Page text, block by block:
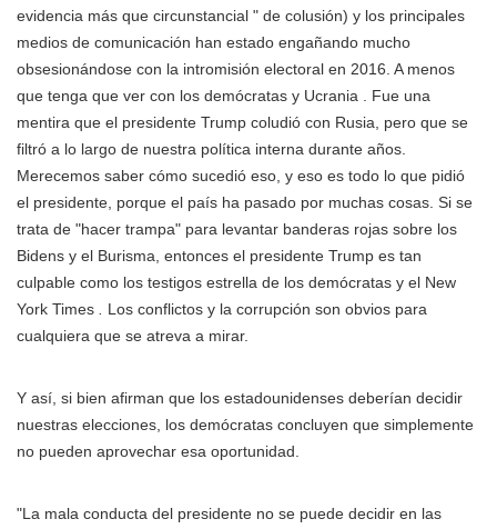
evidencia más que circunstancial " de colusión) y los principales
medios de comunicación han estado engañando mucho
obsesionándose con la intromisión electoral en 2016. A menos
que tenga que ver con los demócratas y Ucrania . Fue una
mentira que el presidente Trump coludió con Rusia, pero que se
filtró a lo largo de nuestra política interna durante años.
Merecemos saber cómo sucedió eso, y eso es todo lo que pidió
el presidente, porque el país ha pasado por muchas cosas. Si se
trata de "hacer trampa" para levantar banderas rojas sobre los
Bidens y el Burisma, entonces el presidente Trump es tan
culpable como los testigos estrella de los demócratas y el New
York Times
Los conflictos y la corrupción son obvios para
cualquiera que se atreva a mirar.
Y así, si bien afirman que los estadounidenses deberían decidir
nuestras elecciones, los demócratas concluyen que simplemente
no pueden aprovechar esa oportunidad.
"La mala conducta del presidente no se puede decidir en las